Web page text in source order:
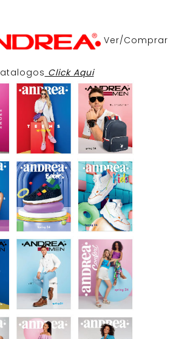
Ver/Comprar
Click Aqui